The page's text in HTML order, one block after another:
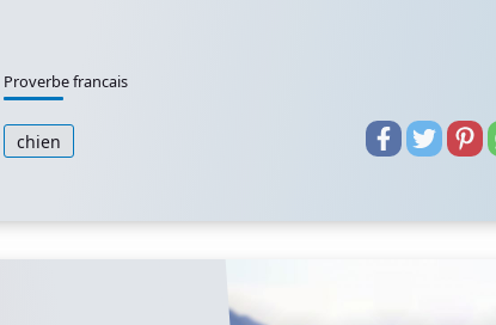
Proverbe francais
chien